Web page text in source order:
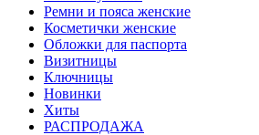
Ремни и пояса женские
Косметички женские
Обложки для паспорта
Визитницы
Ключницы
Новинки
Хиты
РАСПРОДАЖА